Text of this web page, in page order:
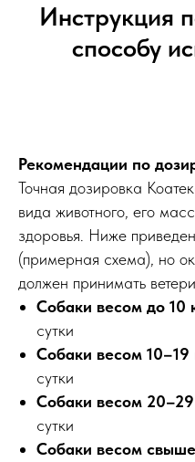
Инструкция
способу
Рекомендации по
Точная дозировка
вида животного, его
здоровья. Ниже
(примерная схема), но
должен принимать
Собаки весом до 10
сутки
Собаки весом 10–19
сутки
Собаки весом 20–29
сутки
Собаки весом